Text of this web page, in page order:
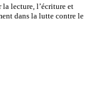
lecture, l’écriture et
dans la lutte contre le